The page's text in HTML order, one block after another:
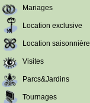
Mariages
Location exclusive
Location saisonnière
Visites
Parcs&Jardins
Tournages